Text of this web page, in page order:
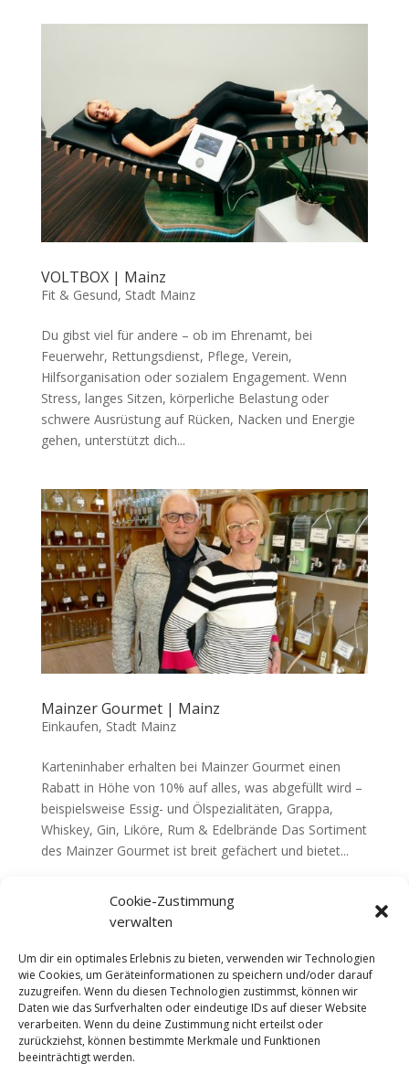
Cookie-Zustimmung
verwalten
Um dir ein optimales Erlebnis zu bieten, verwenden wir Technologien
wie Cookies, um Geräteinformationen zu speichern und/oder darauf
zuzugreifen. Wenn du diesen Technologien zustimmst, können wir
Daten wie das Surfverhalten oder eindeutige IDs auf dieser Website
verarbeiten. Wenn du deine Zustimmung nicht erteilst oder
zurückziehst, können bestimmte Merkmale und Funktionen
beeinträchtigt werden.
VOLTBOX | Mainz
Fit & Gesund, Stadt Mainz
Du gibst viel für andere – ob im Ehrenamt, bei
Feuerwehr, Rettungsdienst, Pflege, Verein,
Hilfsorganisation oder sozialem Engagement. Wenn
Stress, langes Sitzen, körperliche Belastung oder
schwere Ausrüstung auf Rücken, Nacken und Energie
gehen, unterstützt dich...
Mainzer Gourmet | Mainz
Einkaufen, Stadt Mainz
Karteninhaber erhalten bei Mainzer Gourmet einen
Rabatt in Höhe von 10% auf alles, was abgefüllt wird –
beispielsweise Essig- und Ölspezialitäten, Grappa,
Whiskey, Gin, Liköre, Rum & Edelbrände Das Sortiment
des Mainzer Gourmet ist breit gefächert und bietet...
DDS Media Group:
BYC News|BYC Network|BYC
Messe| Notrufberichte.de|Promiplus.de|
imOffice.de